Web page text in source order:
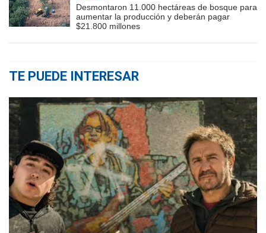
Desmontaron 11.000 hectáreas de bosque para
aumentar la producción y deberán pagar
$21.800 millones
TE PUEDE INTERESAR